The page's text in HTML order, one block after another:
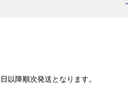
以降順次発送となります。